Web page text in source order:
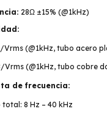
28Ω ±15% (@1kHz)
Vrms (@1kHz, tubo acero
Vrms (@1kHz, tubo cobre
de frecuencia:
total: 8 Hz – 40 kHz